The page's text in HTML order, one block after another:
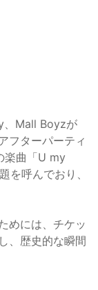
、Mall Boyzが
フターパーティ
楽曲「U my
呼んでおり、
めには、チケッ
、歴史的な瞬間